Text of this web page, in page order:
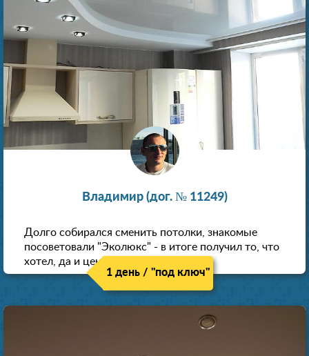
Владимир (дог. № 11249)
Долго собирался сменить потолки, знакомые
посоветовали "Эколюкс" - в итоге получил то, что
хотел, да и цена нормальная.
1 день / "под ключ"